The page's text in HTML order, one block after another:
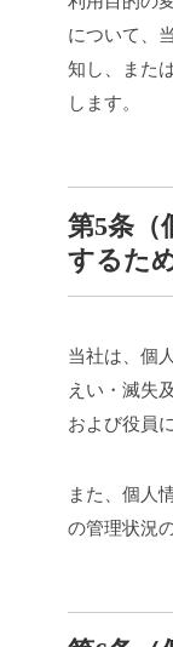
について、
知し、また
します。
第5条（
するた
当社は、個
えい・滅失
および役員
また、個人
の管理状況